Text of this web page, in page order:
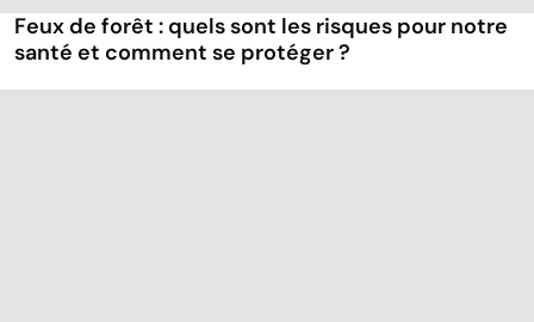
Feux de forêt : quels sont les risques pour notre
santé et comment se protéger ?